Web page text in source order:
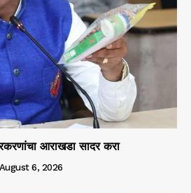
आराखडा सादर करा
August 6, 2026